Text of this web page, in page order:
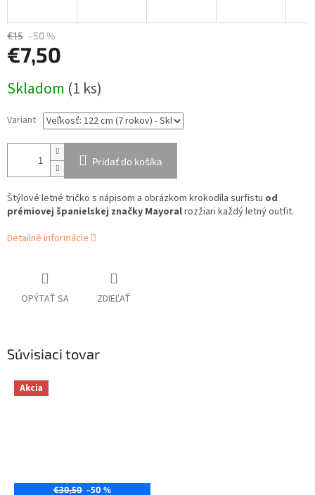
€15 –50 %
€7,50
cena:
Skladom (1 ks)
Variant
Pridať do košíka
Štýlové letné tričko s nápisom a obrázkom krokodíla surfistu od
prémiovej španielskej značky Mayoralrozžiari každý letný outfit.
Detailné informácie
OPÝTAŤ SA ZDIEĽAŤ
Súvisiaci tovar
Akcia
€30,50 –50 %